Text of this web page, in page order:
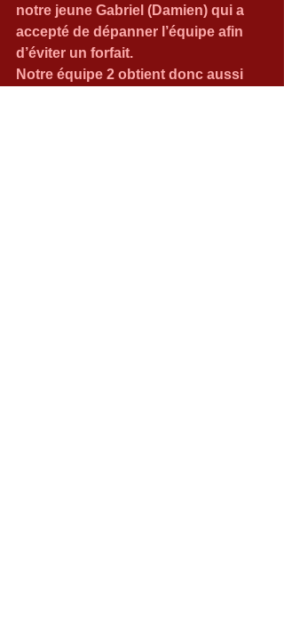
notre jeune Gabriel (Damien) qui a
accepté de dépanner l’équipe afin
d’éviter un forfait.
Notre équipe 2 obtient donc aussi